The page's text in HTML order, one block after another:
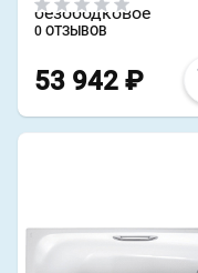
безободковое
0 ОТЗЫВОВ
53 942 ₽